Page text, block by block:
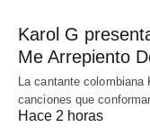
Karol G
Me Arrepiento
La cantante
canciones que
Hace 2 horas